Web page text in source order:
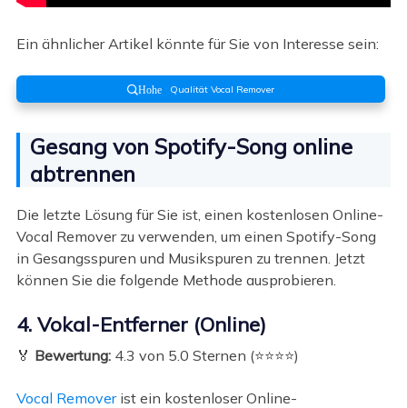
Ein ähnlicher Artikel könnte für Sie von Interesse sein:
Hohe Qualität Vocal Remover
Gesang von Spotify-Song online
abtrennen
Die letzte Lösung für Sie ist, einen kostenlosen Online-
Vocal Remover zu verwenden, um einen Spotify-Song
in Gesangsspuren und Musikspuren zu trennen. Jetzt
können Sie die folgende Methode ausprobieren.
4. Vokal-Entferner (Online)
🏅 Bewertung:4.3 von 5.0 Sternen (⭐⭐⭐⭐)
Vocal Removerist ein kostenloser Online-